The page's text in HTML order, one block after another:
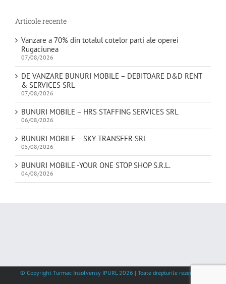
Articole recente
Vanzare a 70% din totalul cotelor parti ale operei
Rugaciunea
07/08/2026
DE VANZARE BUNURI MOBILE – DEBITOARE D&D RENT
& SERVICES SRL
07/08/2026
BUNURI MOBILE – HRS STAFFING SERVICES SRL
06/08/2026
BUNURI MOBILE – SKY TRANSFER SRL
05/08/2026
BUNURI MOBILE -YOUR ONE STOP SHOP S.R.L.
04/08/2026
© Copyright Turmac Insolvensy IPURL 2026 | Toate drepturile rezervate |